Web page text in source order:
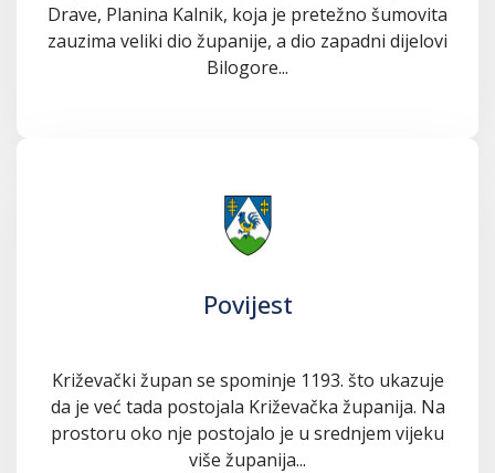
Drave, Planina Kalnik, koja je pretežno šumovita
zauzima veliki dio županije, a dio zapadni dijelovi
Bilogore...
Povijest
Križevački župan se spominje 1193. što ukazuje
da je već tada postojala Križevačka županija. Na
prostoru oko nje postojalo je u srednjem vijeku
više županija...